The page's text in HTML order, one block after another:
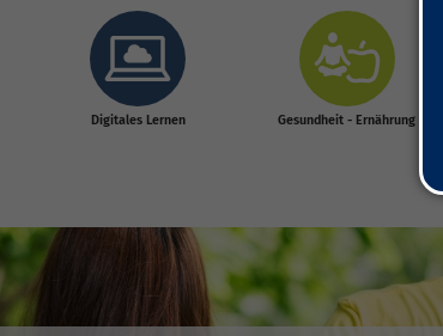
Digitales Lernen Gesundheit - Ernährung